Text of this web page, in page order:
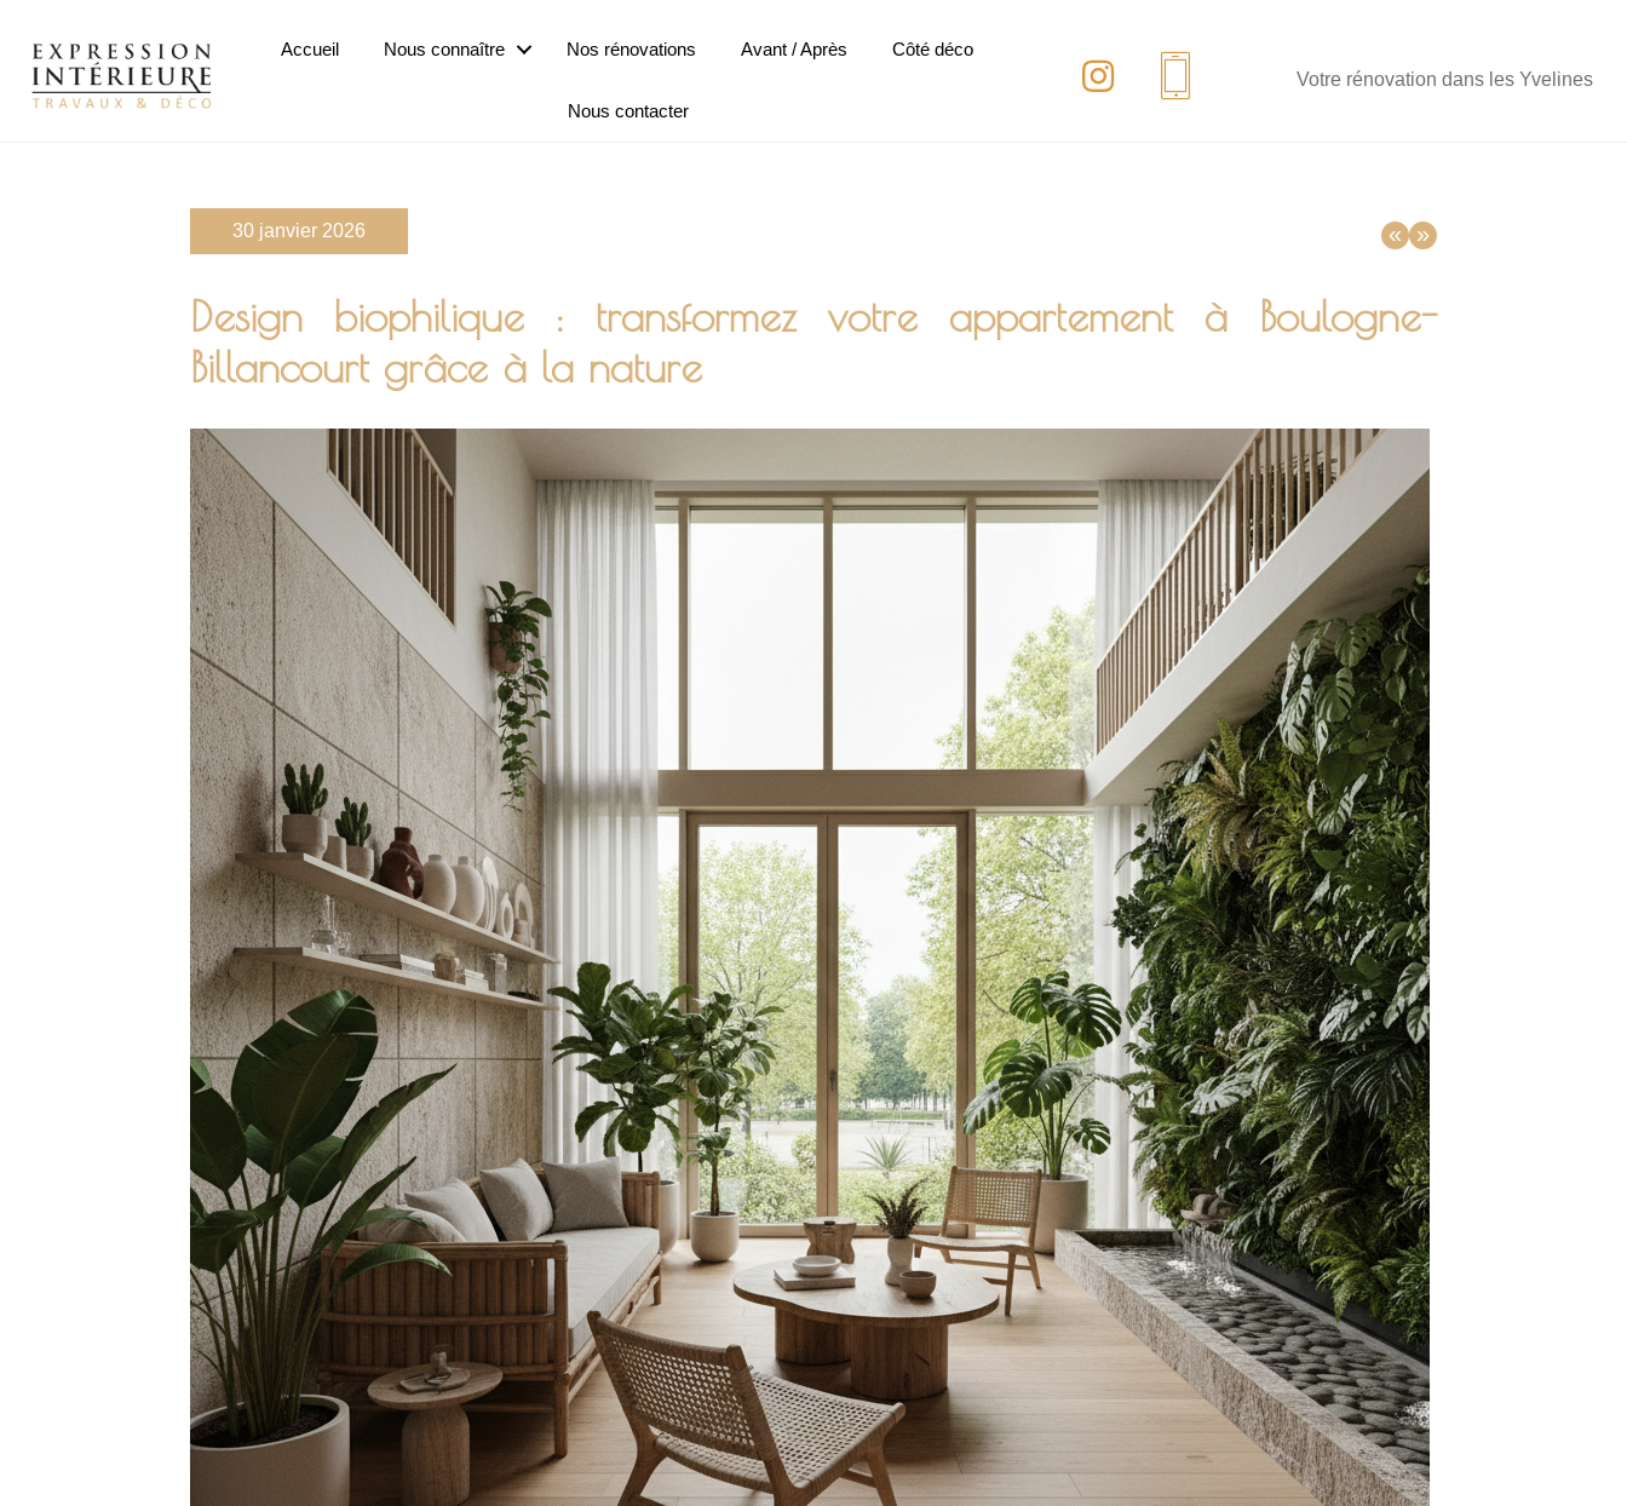
contenu
principal
Accueil Nous connaître Nos rénovations Avant / Après Côté déco
Nous contacter
Votre rénovation dans les Yvelines
« »
30 janvier 2026
Design biophilique : transformez votre appartement à Boulogne-
Billancourt grâce à la nature